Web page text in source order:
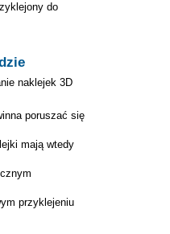
do
naklejek 3D
poruszać się
mają wtedy
przyklejeniu